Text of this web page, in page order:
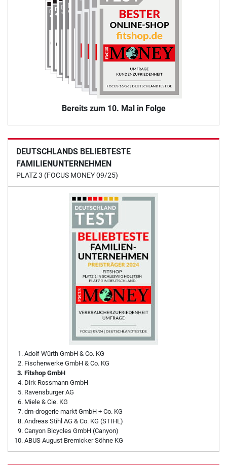
Bereits zum 10. Mal in Folge
DEUTSCHLANDS BELIEBTESTE
FAMILIENUNTERNEHMEN
PLATZ 3 (FOCUS MONEY 09/25)
Adolf Würth GmbH & Co. KG
Fischerwerke GmbH & Co. KG
Fitshop GmbH
Dirk Rossmann GmbH
Ravensburger AG
Miele & Cie. KG
dm-drogerie markt GmbH + Co. KG
Andreas Stihl AG & Co. KG (STIHL)
Canyon Bicycles GmbH (Canyon)
ABUS August Bremicker Söhne KG